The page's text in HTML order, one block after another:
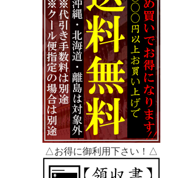
△お得に御利用下さい！△